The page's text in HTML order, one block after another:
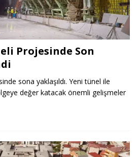
Projesinde Son
sona yaklaşıldı. Yeni tünel ile
değer katacak önemli gelişmeler